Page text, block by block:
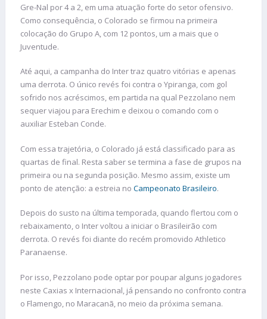
Gre-Nal por 4 a 2, em uma atuação forte do setor ofensivo.
Como consequência, o Colorado se firmou na primeira
colocação do Grupo A, com 12 pontos, um a mais que o
Juventude.
Até aqui, a campanha do Inter traz quatro vitórias e apenas
uma derrota. O único revés foi contra o Ypiranga, com gol
sofrido nos acréscimos, em partida na qual Pezzolano nem
sequer viajou para Erechim e deixou o comando com o
auxiliar Esteban Conde.
Com essa trajetória, o Colorado já está classificado para as
quartas de final. Resta saber se termina a fase de grupos na
primeira ou na segunda posição. Mesmo assim, existe um
ponto de atenção: a estreia no Campeonato Brasileiro.
Depois do susto na última temporada, quando flertou com o
rebaixamento, o Inter voltou a iniciar o Brasileirão com
derrota. O revés foi diante do recém promovido Athletico
Paranaense.
Por isso, Pezzolano pode optar por poupar alguns jogadores
neste Caxias x Internacional, já pensando no confronto contra
o Flamengo, no Maracanã, no meio da próxima semana.